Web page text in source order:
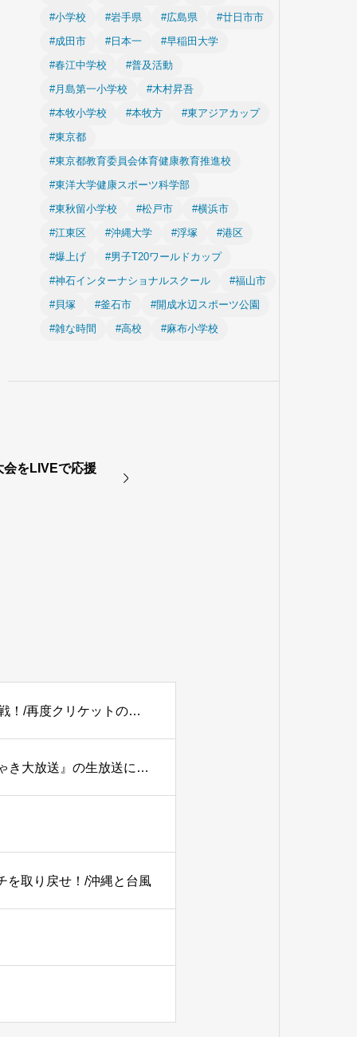
#小学校
#岩手県 #広島県
#廿日市市
#成田市
#日本一
#早稲田大学
#春江中学校
#普及活動
#月島第一小学校
#木村昇吾
#本牧小学校
#本牧方
#東アジアカップ
#東京都
#東京都教育委員会体育健康教育推進校
#東洋大学健康スポーツ科学部
#東秋留小学校
#松戸市
#横浜市
#江東区
#沖縄大学 #浮塚
#港区
#爆上げ
#男子T20ワールドカップ
#神石インターナショナルスクール
#福山市
#貝塚
#釜石市
#開成水辺スポーツ公園
#雑な時間
#高校 #麻布小学校
会をLIVEで応援
【PODCAST】#179 【2027W杯】アツいぞ！イン・パキ戦！/再度クリケットの語源を考える。
TBSラジオ『土曜ワイドラジオTOKYOナイツのちゃきちゃき大放送』の生放送に出演
を取り戻せ！/沖縄と台風